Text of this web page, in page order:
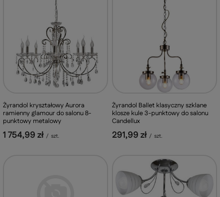
Żyrandol kryształowy Aurora
ramienny glamour do salonu 8-
punktowy metalowy
1 754,99 zł / szt.
Żyrandol Ballet klasyczny szklane
klosze kule 3-punktowy do salonu
Candellux
291,99 zł / szt.